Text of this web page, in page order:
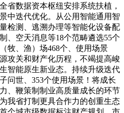
省数据资本枢纽安排系统扶植，
中迭代优化。从公用智能通用智
检测、逃溯办理等智能化设备配
、空天消息等18个范畴遴选55个
牧、渔）场468个、使用场景
攻关和财产化历程，不竭提高峻
智能原生新业态。持续升级迭代
问世、353个使用场景！将成长
、鞭策制制业高质量成长的环节
我省打制更具合作力的创重生态